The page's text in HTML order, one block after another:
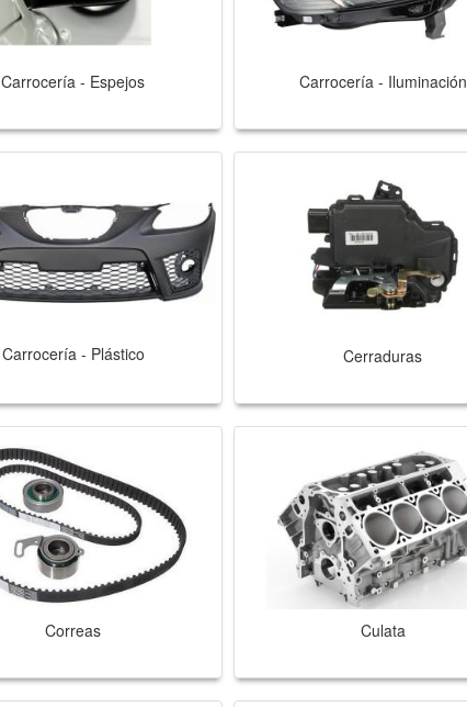
Carrocería - Espejos Carrocería - Iluminación
Carrocería - Plástico Cerraduras
Correas Culata